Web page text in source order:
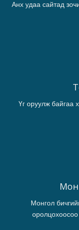
Анх удаа сайтад
Үг оруулж байгаа
Монгол